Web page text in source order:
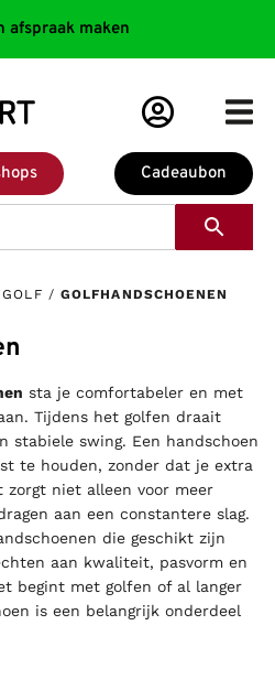
afspraak maken
Cadeaubon
GOLF / GOLFHANDSCHOENEN
sta je comfortabeler en met
Tijdens het golfen draait
stabiele swing. Een handschoen
te houden, zonder dat je extra
niet alleen voor meer
aan een constantere slag.
die geschikt zijn
aan kwaliteit, pasvorm en
begint met golfen of al langer
is een belangrijk onderdeel